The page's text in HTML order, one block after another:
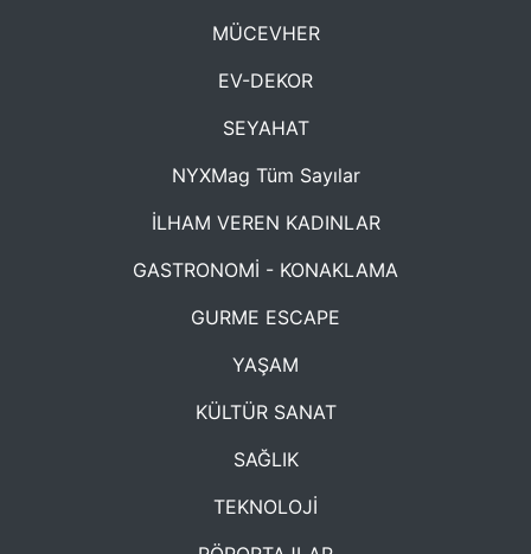
MÜCEVHER
EV-DEKOR
SEYAHAT
NYXMag Tüm Sayılar
İLHAM VEREN KADINLAR
GASTRONOMİ - KONAKLAMA
GURME ESCAPE
YAŞAM
KÜLTÜR SANAT
SAĞLIK
TEKNOLOJİ